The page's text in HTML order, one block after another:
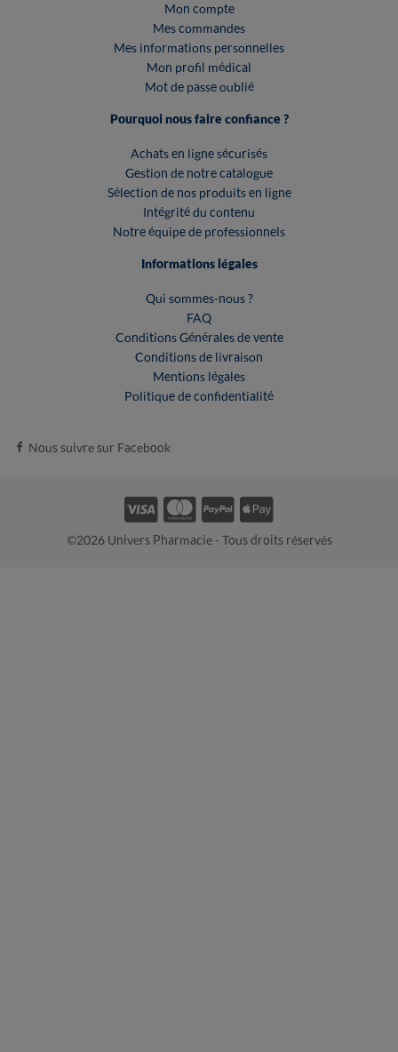
Mon compte
Mes commandes
Mes informations personnelles
Mon profil médical
Mot de passe oublié
Pourquoi nous faire confiance ?
Achats en ligne sécurisés
Gestion de notre catalogue
Sélection de nos produits en ligne
Intégrité du contenu
Notre équipe de professionnels
Informations légales
Qui sommes-nous ?
FAQ
Conditions Générales de vente
Conditions de livraison
Mentions légales
Politique de confidentialité
Nous suivre sur Facebook
©2026 Univers Pharmacie - Tous droits réservés